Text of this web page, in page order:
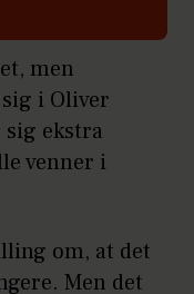
men
i Oliver
sig ekstra
venner i
om, at det
Men det